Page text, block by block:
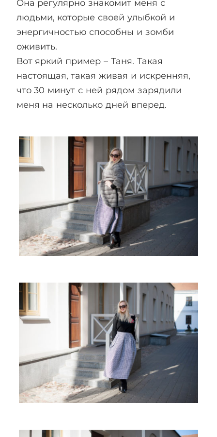
Она регулярно знакомит меня с
людьми, которые своей улыбкой и
энергичностью способны и зомби
оживить.
Вот яркий пример – Таня. Такая
настоящая, такая живая и искренняя,
что 30 минут с ней рядом зарядили
меня на несколько дней вперед.